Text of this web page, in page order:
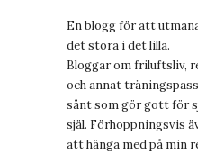
En blogg för att
det stora i det lilla.
Bloggar om friluftsliv,
och annat
sånt som gör gott för
själ. Förhoppningsvis
att hänga med på min